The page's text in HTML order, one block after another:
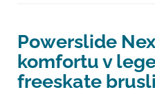
Powerslide
komfortu v
freeskate brusli